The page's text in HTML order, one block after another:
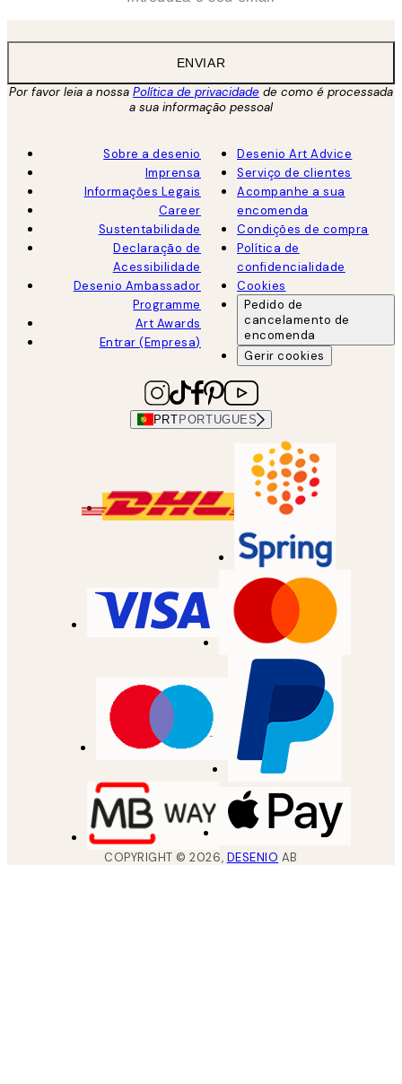
ENVIAR
Por favor leia a nossa Política de privacidade de como é processada
a sua informação pessoal
Sobre a desenio
Imprensa
Informações Legais
Career
Sustentabilidade
Declaração de
Acessibilidade
Desenio Ambassador
Programme
Art Awards
Entrar (Empresa)
Desenio Art Advice
Serviço de clientes
Acompanhe a sua
encomenda
Condições de compra
Política de
confidencialidade
Cookies
Pedido de
cancelamento de
encomenda
Gerir cookies
PRT PORTUGUES
COPYRIGHT ©2026, DESENIO AB